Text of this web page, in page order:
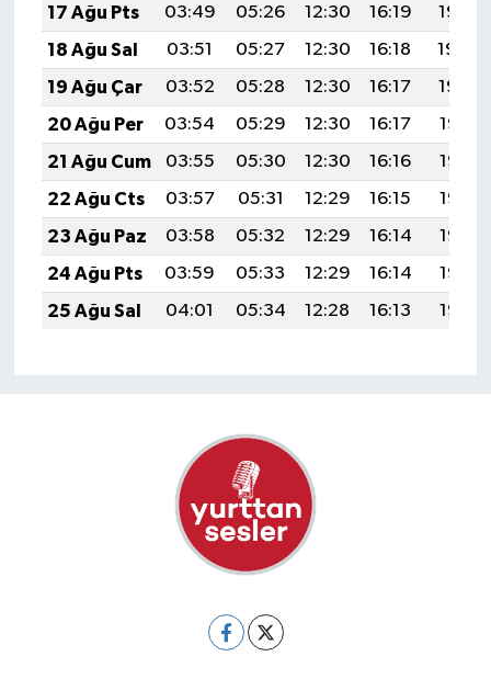
17 Ağu Pts
03:49 05:26 12:30 16:19
19:25
18 Ağu Sal
03:51 05:27 12:30 16:18
19:24
19 Ağu Çar
03:52 05:28 12:30 16:17
19:22
20 Ağu Per
03:54 05:29 12:30 16:17
19:21
21 Ağu Cum
03:55 05:30 12:30 16:16
19:19
22 Ağu Cts
03:57 05:31 12:29 16:15
19:18
23 Ağu Paz
03:58 05:32 12:29 16:14
19:16
24 Ağu Pts
03:59 05:33 12:29 16:14
19:15
25 Ağu Sal
04:01 05:34 12:28 16:13 19:13